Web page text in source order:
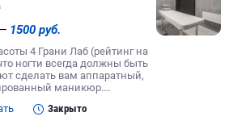
1500 руб.
4 Грани Лаб (рейтинг на
ногти всегда должны быть
сделать вам аппаратный,
маникюр.…
Закрыто